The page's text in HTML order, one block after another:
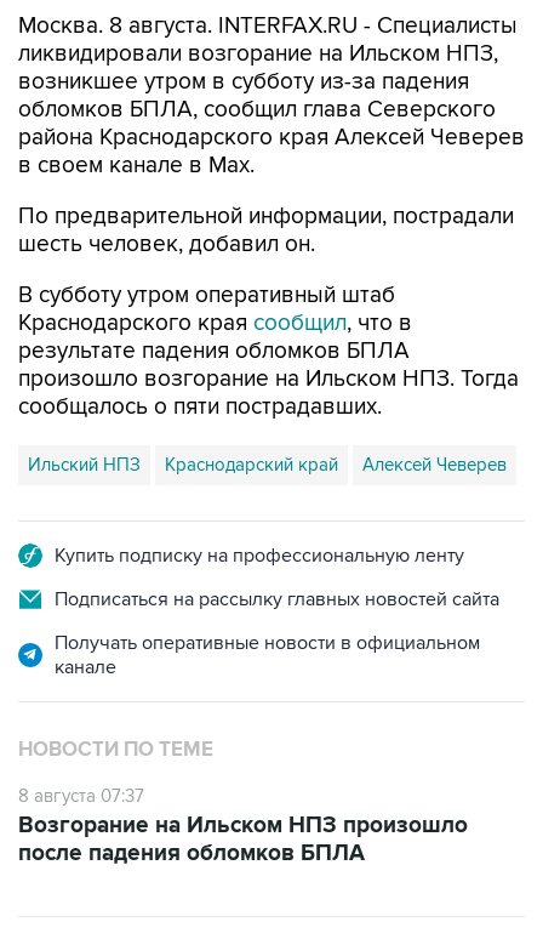
Москва. 8 августа. INTERFAX.RU - Специалисты
ликвидировали возгорание на Ильском НПЗ,
возникшее утром в субботу из-за падения
обломков БПЛА, сообщил глава Северского
района Краснодарского края Алексей Чеверев
в своем канале в Max.
По предварительной информации, пострадали
шесть человек, добавил он.
В субботу утром оперативный штаб
Краснодарского края сообщил, что в
результате падения обломков БПЛА
произошло возгорание на Ильском НПЗ. Тогда
сообщалось о пяти пострадавших.
Ильский НПЗ Краснодарский край Алексей Чеверев
Купить подписку на профессиональную ленту
Подписаться на рассылку главных новостей сайта
Получать оперативные новости в официальном
канале
НОВОСТИ ПО ТЕМЕ
8 августа 07:37
Возгорание на Ильском НПЗ произошло
после падения обломков БПЛА